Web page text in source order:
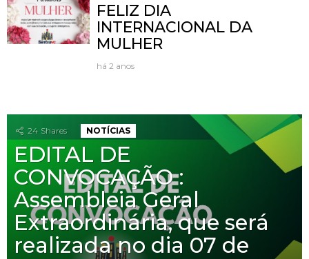
FELIZ DIA
INTERNACIONAL DA
MULHER
há 2 anos
24 Shares NOTÍCIAS
EDITAL DE
CONVOCAÇÃO :
Assembleia Geral
Extraordinária, que será
realizada no dia 07 de